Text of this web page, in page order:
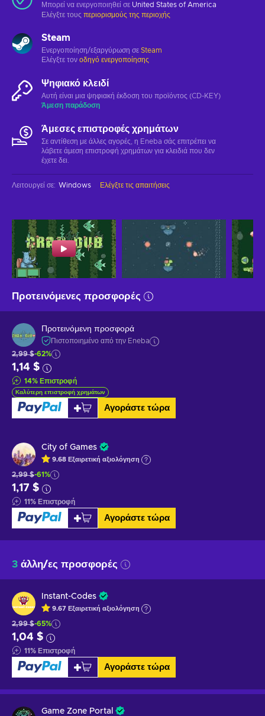
Μπορεί να ενεργοποιηθεί σε United States of America
Ελέγξτε τους περιορισμούς της περιοχής
Steam
Ενεργοποίηση/εξαργύρωση σε Steam
Ελέγξτε τον οδηγό ενεργοποίησης
Ψηφιακό κλειδί
Αυτή είναι μια ψηφιακή έκδοση του προϊόντος (CD-KEY)
Άμεση παράδοση
Άμεσες επιστροφές χρημάτων
Σε αντίθεση με άλλες αγορές, η Eneba σάς επιτρέπει να
λάβετε άμεση επιστροφή χρημάτων για κλειδιά που δεν
έχετε δει.
Λειτουργεί σε: Windows Ελέγξτε τις απαιτήσεις
Προτεινόμενες προσφορές
Προτεινόμενη προσφορά
Πιστοποιημένο από την Eneba
2,99 $-62%
1,14 $
14% Επιστροφή
Καλύτερη επιστροφή χρημάτων
Αγοράστε τώρα
City of Games
9.68 Εξαιρετική αξιολόγηση
2,99 $-61%
1,17 $
11% Επιστροφή
Αγοράστε τώρα
3 άλλη/ες προσφορές
Instant-Codes
9.67 Εξαιρετική αξιολόγηση
2,99 $-65%
1,04 $
11% Επιστροφή
Αγοράστε τώρα
Game Zone Portal